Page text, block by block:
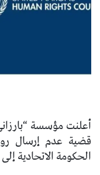
أعلنت مؤسسة
قضية عدم إرسال
الحكومة الاتحادية